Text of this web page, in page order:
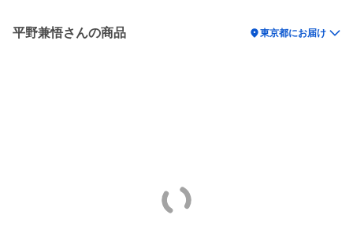
平野兼悟さんの商品 location_on東京都にお届け